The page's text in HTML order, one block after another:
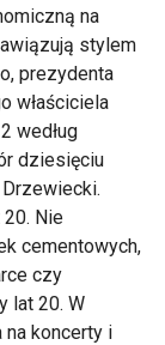
na
stylem
prezydenta
właściciela
według
dziesięciu
Nie
cementowych,
czy
lat 20. W
na koncerty i